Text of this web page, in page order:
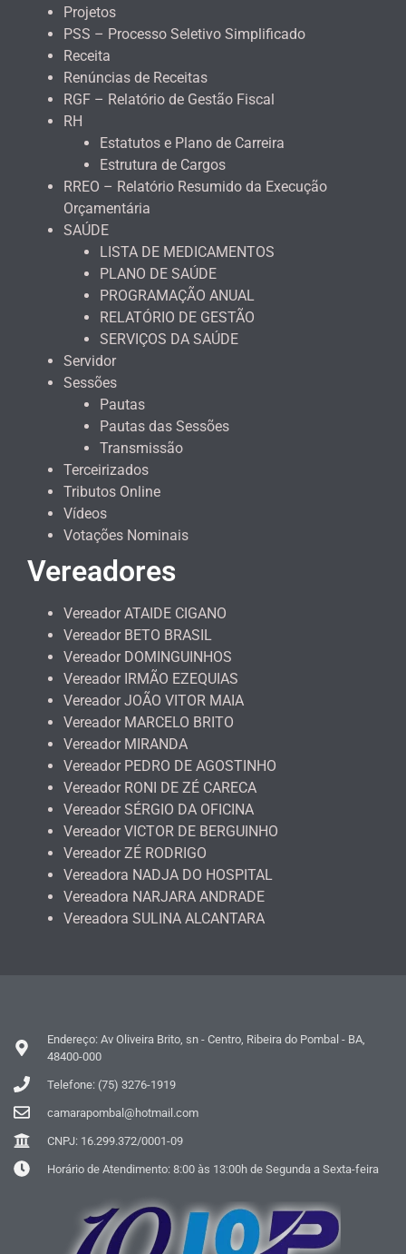
Projetos
PSS – Processo Seletivo Simplificado
Receita
Renúncias de Receitas
RGF – Relatório de Gestão Fiscal
RH
Estatutos e Plano de Carreira
Estrutura de Cargos
RREO – Relatório Resumido da Execução
Orçamentária
SAÚDE
LISTA DE MEDICAMENTOS
PLANO DE SAÚDE
PROGRAMAÇÃO ANUAL
RELATÓRIO DE GESTÃO
SERVIÇOS DA SAÚDE
Servidor
Sessões
Pautas
Pautas das Sessões
Transmissão
Terceirizados
Tributos Online
Vídeos
Votações Nominais
Vereadores
Vereador ATAIDE CIGANO
Vereador BETO BRASIL
Vereador DOMINGUINHOS
Vereador IRMÃO EZEQUIAS
Vereador JOÃO VITOR MAIA
Vereador MARCELO BRITO
Vereador MIRANDA
Vereador PEDRO DE AGOSTINHO
Vereador RONI DE ZÉ CARECA
Vereador SÉRGIO DA OFICINA
Vereador VICTOR DE BERGUINHO
Vereador ZÉ RODRIGO
Vereadora NADJA DO HOSPITAL
Vereadora NARJARA ANDRADE
Vereadora SULINA ALCANTARA
Endereço: Av Oliveira Brito, sn - Centro, Ribeira do Pombal - BA,
48400-000
Telefone: (75) 3276-1919
camarapombal@hotmail.com
CNPJ: 16.299.372/0001-09
Horário de Atendimento: 8:00 às 13:00h de Segunda a Sexta-feira